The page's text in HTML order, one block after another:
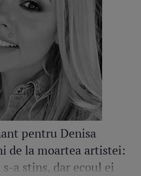
pentru Denisa
de la moartea artistei:
s-a stins, dar ecoul ei